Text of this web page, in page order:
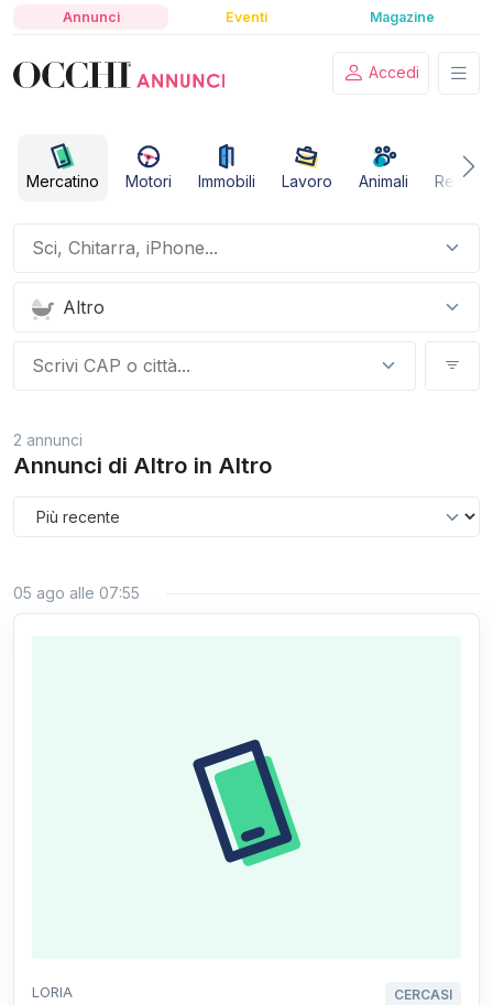
Annunci Eventi Magazine
Accedi
Mercatino Motori Immobili Lavoro Animali
Altro
2 annunci
Annunci di Altro in Altro
05 ago alle 07:55
LORIA CERCASI